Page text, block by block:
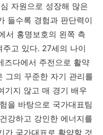
자원으로 성장해 많은
들수록 경험과 판단력이
서 홍명보호의 왼쪽 측
고 있다. 27세의 나이
즈다에서 주전으로 활약
그의 꾸준한 자기 관리를
기지 않고 매 경기 배우
을 바탕으로 국가대표팀
강하고 강인한 에너지를
간 국가대표로 활약할 것